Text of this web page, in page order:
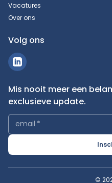
Vacatures
Over ons
Volg ons
Mis nooit meer een
exclusieve update.
email *
©